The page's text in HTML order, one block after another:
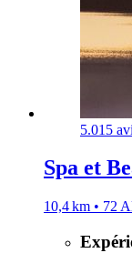
5.015
Spa et
10,4 km • 72